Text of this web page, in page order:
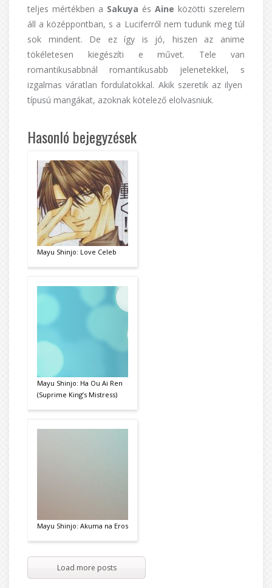
teljes mértékben a Sakuya és Aine közötti szerelem
áll a középpontban, s a Luciferről nem tudunk meg túl
sok mindent. De ez így is jó, hiszen az anime
tökéletesen kiegészíti e művet. Tele van
romantikusabbnál romantikusabb jelenetekkel, s
izgalmas váratlan fordulatokkal. Akik szeretik az ilyen
típusú mangákat, azoknak kötelező elolvasniuk.
Hasonló bejegyzések
Mayu Shinjo: Love Celeb
Mayu Shinjo: Ha Ou Ai Ren
(Suprime King’s Mistress)
Mayu Shinjo: Akuma na Eros
Load more posts